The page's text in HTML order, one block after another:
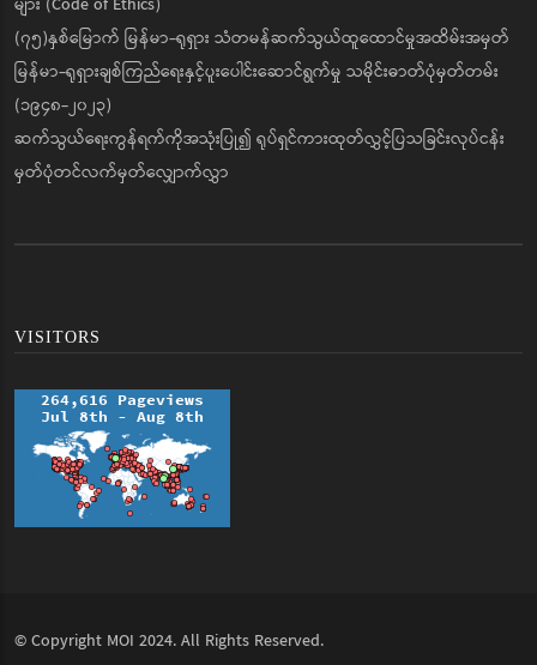
(၇၅)နှစ်မြောက် မြန်မာ-ရုရှား သံတမန်ဆက်သွယ်ထူထောင်မှုအထိမ်းအမှတ်
မြန်မာ-ရုရှားချစ်ကြည်ရေးနှင့်ပူးပေါင်းဆောင်ရွက်မှု သမိုင်းဓာတ်ပုံမှတ်တမ်း
(၁၉၄၈-၂၀၂၃)
ဆက်သွယ်ရေးကွန်ရက်ကိုအသုံးပြု၍ ရုပ်ရှင်ကားထုတ်လွှင့်ပြသခြင်းလုပ်ငန်း
မှတ်ပုံတင်လက်မှတ်လျှောက်လွှာ
VISITORS
© Copyright MOI 2024. All Rights Reserved.